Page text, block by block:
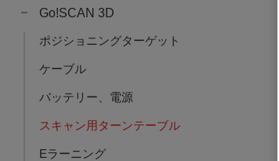
Go!SCAN 3D
ポジショニングターゲット
ケーブル
バッテリー、電源
スキャン用ターンテーブル
Eラーニング